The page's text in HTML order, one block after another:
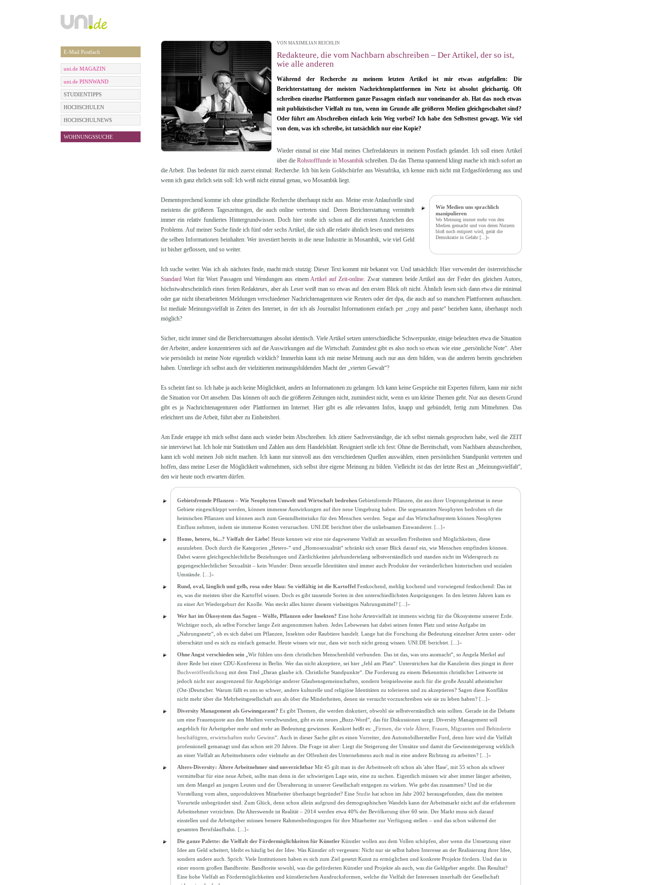
E-Mail Postfach
uni.de MAGAZIN
uni.de PINNWAND
STUDIENTIPPS
HOCHSCHULEN
HOCHSCHULNEWS
WOHNUNGSSUCHE
VON MAXIMILIAN REICHLIN
Redakteure, die vom Nachbarn abschreiben – Der Artikel, der so ist,
wie alle anderen
Während der Recherche zu meinem letzten Artikel ist mir etwas aufgefallen: Die
Berichterstattung der meisten Nachrichtenplattformen im Netz ist absolut gleichartig. Oft
schreiben einzelne Plattformen ganze Passagen einfach nur voneinander ab. Hat das noch etwas
mit publizistischer Vielfalt zu tun, wenn im Grunde alle größeren Medien gleichgeschaltet sind?
Oder führt am Abschreiben einfach kein Weg vorbei? Ich habe den Selbsttest gewagt. Wie viel
von dem, was ich schreibe, ist tatsächlich nur eine Kopie?
Wieder einmal ist eine Mail meines Chefredakteurs in meinem Postfach gelandet. Ich soll einen Artikel
über die Rohstofffunde in Mosambikschreiben. Da das Thema spannend klingt mache ich mich sofort an
die Arbeit. Das bedeutet für mich zuerst einmal: Recherche. Ich bin kein Goldschürfer aus Westafrika, ich kenne mich nicht mit Erdgasförderung aus und
wenn ich ganz ehrlich sein soll: Ich weiß nicht einmal genau, wo Mosambik liegt.
Wie Medien uns sprachlich
manipulieren
Wo Meinung immer mehr von den
Medien gemacht und von deren Nutzern
bloß noch rezipiert wird, gerät die
Demokratie in Gefahr[...]»
Dementsprechend komme ich ohne gründliche Recherche überhaupt nicht aus. Meine erste Anlaufstelle sind
meistens die größeren Tageszeitungen, die auch online vertreten sind. Deren Berichterstattung vermittelt
immer ein relativ fundiertes Hintergrundwissen. Doch hier stoße ich schon auf die ersten Anzeichen des
Problems. Auf meiner Suche finde ich fünf oder sechs Artikel, die sich alle relativ ähnlich lesen und meistens
die selben Informationen beinhalten: Wer investiert bereits in die neue Industrie in Mosambik, wie viel Geld
ist bisher geflossen, und so weiter.
Ich suche weiter. Was ich als nächstes finde, macht mich stutzig: Dieser Text kommt mir bekannt vor. Und tatsächlich: Hier verwendet der österreichische
StandardWort für Wort Passagen und Wendungen aus einemArtikel auf Zeit-online. Zwar stammen beide Artikel aus der Feder des gleichen Autors,
höchstwahrscheinlich eines freien Redakteurs, aber als Leser weiß man so etwas auf den ersten Blick oft nicht. Ähnlich lesen sich dann etwa die minimal
oder gar nicht überarbeiteten Meldungen verschiedener Nachrichtenagenturen wie Reuters oder der dpa, die auch auf so manchen Plattformen auftauchen.
Ist mediale Meinungsvielfalt in Zeiten des Internet, in der ich als Journalist Informationen einfach per „copy and paste“ beziehen kann, überhaupt noch
möglich?
Sicher, nicht immer sind die Berichterstattungen absolut identisch. Viele Artikel setzen unterschiedliche Schwerpunkte, einige beleuchten etwa die Situation
der Arbeiter, andere konzentrieren sich auf die Auswirkungen auf die Wirtschaft. Zumindest gibt es also noch so etwas wie eine „persönliche Note“. Aber
wie persönlich ist meine Note eigentlich wirklich? Immerhin kann ich mir meine Meinung auch nur aus dem bilden, was die anderen bereits geschrieben
haben. Unterliege ich selbst auch der vielzitierten meinungsbildenden Macht der „vierten Gewalt“?
Es scheint fast so. Ich habe ja auch keine Möglichkeit, anders an Informationen zu gelangen. Ich kann keine Gespräche mit Experten führen, kann mir nicht
die Situation vor Ort ansehen. Das können oft auch die größeren Zeitungen nicht, zumindest nicht, wenn es um kleine Themen geht. Nur aus diesem Grund
gibt es ja Nachrichtenagenturen oder Plattformen im Internet. Hier gibt es alle relevanten Infos, knapp und gebündelt, fertig zum Mitnehmen. Das
erleichtert uns die Arbeit, führt aber zu Einheitsbrei.
Am Ende ertappe ich mich selbst dann auch wieder beim Abschreiben. Ich zitiere Sachverständige, die ich selbst niemals gesprochen habe, weil die ZEIT
sie interviewt hat. Ich hole mir Statistiken und Zahlen aus dem Handelsblatt. Resigniert stelle ich fest: Ohne die Bereitschaft, vom Nachbarn abzuschreiben,
kann ich wohl meinen Job nicht machen. Ich kann nur sinnvoll aus den verschiedenen Quellen auswählen, einen persönlichen Standpunkt vertreten und
hoffen, dass meine Leser die Möglichkeit wahrnehmen, sich selbst ihre eigene Meinung zu bilden. Vielleicht ist das der letzte Rest an „Meinungsvielfalt“,
den wir heute noch erwarten dürfen.
Gebietsfremde Pflanzen – Wie Neophyten Umwelt und Wirtschaft bedrohen Gebietsfremde Pflanzen, die aus ihrer Ursprungsheimat in neue
Gebiete eingeschleppt werden, können immense Auswirkungen auf ihre neue Umgebung haben. Die sogenannten Neophyten bedrohen oft die
heimischen Pflanzen und können auch zum Gesundheitsrisiko für den Menschen werden. Sogar auf das Wirtschaftssystem können Neophyten
Einfluss nehmen, indem sie immense Kosten verursachen. UNI.DE berichtet über die unliebsamen Einwanderer. [...]»
Homo, hetero, bi...? Vielfalt der Liebe! Heute kennen wir eine nie dagewesene Vielfalt an sexuellen Freiheiten und Möglichkeiten, diese
auszuleben. Doch durch die Kategorien „Hetero-“ und „Homosexualität“ schränkt sich unser Blick darauf ein, wie Menschen empfinden können.
Dabei waren gleichgeschlechtliche Beziehungen und Zärtlichkeiten jahrhundertelang selbstverständlich und standen nicht im Widerspruch zu
gegengeschlechtlicher Sexualität – kein Wunder: Denn sexuelle Identitäten sind immer auch Produkte der veränderlichen historischen und sozialen
Umstände. [...]»
Rund, oval, länglich und gelb, rosa oder blau: So vielfältig ist die Kartoffel Festkochend, mehlig kochend und vorwiegend festkochend: Das ist
es, was die meisten über die Kartoffel wissen. Doch es gibt tausende Sorten in den unterschiedlichsten Ausprägungen. In den letzten Jahren kam es
zu einer Art Wiedergeburt der Knolle. Was steckt alles hinter diesem vielseitigen Nahrungsmittel? [...]»
Wer hat im Ökosystem das Sagen – Wölfe, Pflanzen oder Insekten? Eine hohe Artenvielfalt ist immens wichtig für die Ökosysteme unserer Erde.
Wichtiger noch, als selbst Forscher lange Zeit angenommen haben. Jedes Lebewesen hat dabei seinen festen Platz und seine Aufgabe im
„Nahrungsnetz“, ob es sich dabei um Pflanzen, Insekten oder Raubtiere handelt. Lange hat die Forschung die Bedeutung einzelner Arten unter- oder
überschätzt und es sich zu einfach gemacht. Heute wissen wir nur, dass wir noch nicht genug wissen. UNI.DE berichtet. [...]»
Ohne Angst verschieden sein
„Wir fühlen uns dem christlichen Menschenbild verbunden. Das ist das, was uns ausmacht“, so Angela Merkel auf
ihrer Rede bei einer CDU-Konferenz in Berlin. Wer das nicht akzeptiere, sei hier „fehl am Platz“. Unterstrichen hat die Kanzlerin dies jüngst in ihrer
Buchveröffentlichung mit dem Titel „Daran glaube ich. Christliche Standpunkte“. Die Forderung zu einem Bekenntnis christlicher Leitwerte ist
jedoch nicht nur ausgrenzend für Angehörige anderer Glaubensgemeinschaften, sondern beispielsweise auch für die große Anzahl atheistischer
(Ost-)Deutscher. Warum fällt es uns so schwer, andere kulturelle und religiöse Identitäten zu tolerieren und zu akzeptieren? Sagen diese Konflikte
nicht mehr über die Mehrheitsgesellschaft aus als über die Minderheiten, denen sie versucht vorzuschreiben wie sie zu leben haben? [...]»
Diversity Management als Gewinngarant? Es gibt Themen, die werden diskutiert, obwohl sie selbstverständlich sein sollten. Gerade ist die Debatte
um eine Frauenquote aus den Medien verschwunden, gibt es ein neues „Buzz-Word“, das für Diskussionen sorgt. Diversity Management soll
angeblich für Arbeitgeber mehr und mehr an Bedeutung gewinnen. Konkret heißt es: „ Firmen, die viele Ältere, Frauen, Migranten und Behinderte
beschäftigten, erwirtschaften mehr Gewinn“. Auch in dieser Sache gibt es einen Vorreiter, den Automobilhersteller Ford, denn hier wird die Vielfalt
professionell gemanagt und das schon seit 20 Jahren. Die Frage ist aber: Liegt die Steigerung der Umsätze und damit die Gewinnsteigerung wirklich
an einer Vielfalt an Arbeitnehmern oder vielmehr an der Offenheit des Unternehmens auch mal in eine andere Richtung zu arbeiten? [...]»
Alters-Diversity: Ältere Arbeitnehmer sind unverzichtbar Mit 45 gilt man in der Arbeitswelt oft schon als 'alter Hase', mit 55 schon als schwer
vermittelbar für eine neue Arbeit, sollte man denn in der schwierigen Lage sein, eine zu suchen. Eigentlich müssen wir aber immer länger arbeiten,
um dem Mangel an jungen Leuten und der Überalterung in unserer Gesellschaft entgegen zu wirken. Wie geht das zusammen? Und ist die
Vorstellung vom alten, unproduktiven Mitarbeiter überhaupt begründet? Eine Studiehat schon im Jahr 2002 herausgefunden, dass die meisten
Vorurteile unbegründet sind. Zum Glück, denn schon allein aufgrund des demographischen Wandels kann der Arbeitsmarkt nicht auf die erfahrenen
Arbeitnehmer verzichten. Die Alterswende ist Realität – 2014 werden etwa 40% der Bevölkerung über 60 sein. Der Markt muss sich darauf
einstellen und die Arbeitgeber müssen bessere Rahmenbedingungen für ihre Mitarbeiter zur Verfügung stellen – und das schon während der
gesamten Berufslaufbahn. [...]»
Die ganze Palette: die Vielfalt der Fördermöglichkeiten für Künstler Künstler wollen aus dem Vollen schöpfen, aber wenn die Umsetzung einer
Idee am Geld scheitert, bleibt es häufig bei der Idee. Was Künstler oft vergessen: Nicht nur sie selbst haben Interesse an der Realisierung ihrer Idee,
sondern andere auch. Sprich: Viele Institutionen haben es sich zum Ziel gesetzt Kunst zu ermöglichen und konkrete Projekte fördern. Und das in
einer enorm großen Bandbreite. Bandbreite sowohl, was die geförderten Künstler und Projekte als auch, was die Geldgeber angeht. Das Resultat?
Eine hohe Vielfalt an Fördermöglichkeiten und künstlerischen Ausdrucksformen, welche die Vielfalt der Interessen innerhalb der Gesellschaft